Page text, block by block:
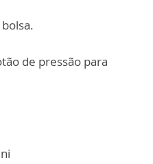
de pressão para